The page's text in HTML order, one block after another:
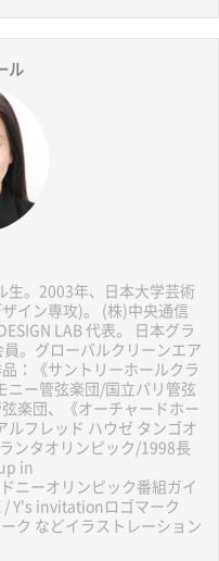
ル
生。2003年、日本大学芸術
イン専攻)。 (株)中央通信
LAB 代表。 日本グラ
。グローバルクリーンエア
：《サントリーホールクラ
ニー管弦楽団/国立パリ管弦
楽団、《オーチャードホー
フレッド ハウゼ タンゴオ
ンタオリンピック/1998長
in
ニーオリンピック番組ガイ
/ Y's invitationロゴマーク
ク などイラストレーション